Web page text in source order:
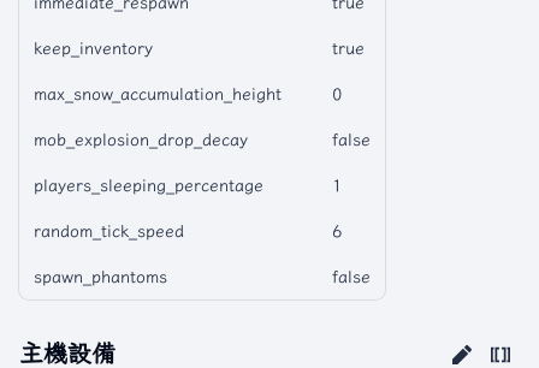
keep_inventory true
max_snow_accumulation_height 0
mob_explosion_drop_decay false
players_sleeping_percentage 1
random_tick_speed 6
spawn_phantoms false
主機設備